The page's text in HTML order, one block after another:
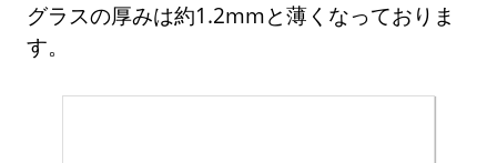
グラスの厚みは約1.2mmと薄くなっておりま
す。